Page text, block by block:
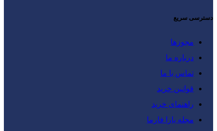
دسترسی سریع
مجوزها
درباره ما
تماس با ما
قوانین خرید
راهنمای خرید
مجله یارا فارما